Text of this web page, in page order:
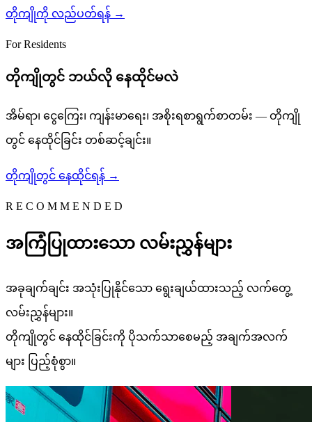
တိုကျိုကို လည်ပတ်ရန် →
For Residents
တိုကျိုတွင် ဘယ်လို နေထိုင်မလဲ
အိမ်ရာ၊ ငွေကြေး၊ ကျန်းမာရေး၊ အစိုးရစာရွက်စာတမ်း — တိုကျို
တွင် နေထိုင်ခြင်း တစ်ဆင့်ချင်း။
တိုကျိုတွင် နေထိုင်ရန် →
R E C O M M E N D E D
အကြံပြုထားသော လမ်းညွှန်များ
အခုချက်ချင်း အသုံးပြုနိုင်သော ရွေးချယ်ထားသည့် လက်တွေ့
လမ်းညွှန်များ။
တိုကျိုတွင် နေထိုင်ခြင်းကို ပိုသက်သာစေမည့် အချက်အလက်
များ ပြည့်စုံစွာ။